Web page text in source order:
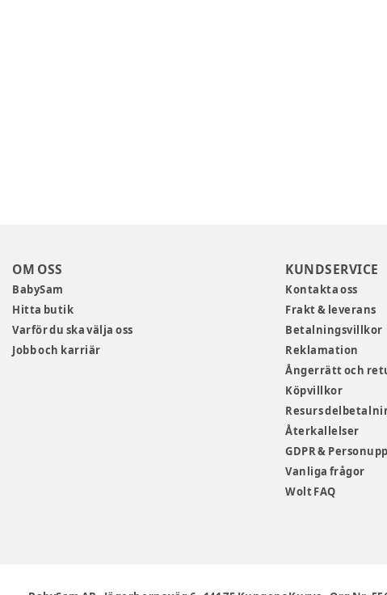
OM OSS
BabySam
Hitta butik
Varför du ska välja oss
Jobb och karriär
KUNDSERVICE
Kontakta oss
Frakt & leverans
Betalningsvillkor
Reklamation
Ångerrätt och
Köpvillkor
Resurs
Återkallelser
GDPR &
Vanliga frågor
Wolt FAQ